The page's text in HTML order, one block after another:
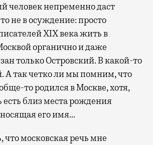
человек непременно даст
не в осуждение: просто
XIX века жить в
органично и даже
только Островский. В какой-то
А так четко ли мы помним, что
то родился в Москве, хотя,
есть близ места рождения
его имя…
что московская речь мне